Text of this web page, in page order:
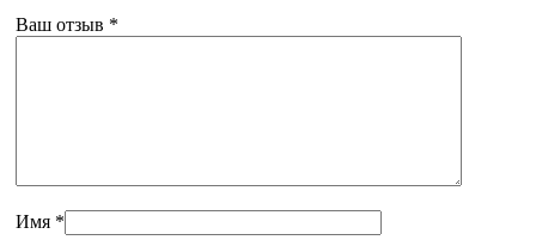
Ваш отзыв *
Имя *